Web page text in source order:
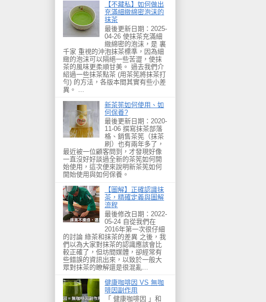
【不藏私】如何做出
充滿細緻綿密泡沫的
抹茶
最後更新日期：2025-
04-26 使抹茶充滿細
緻綿密的泡沫，是 裏
千家 重視的沖泡抹茶標準，因為細
緻的泡沫可以隔絕一些苦澀，使抹
茶的風味更柔順甘美。 過去我們介
紹過一些抹茶點茶 (用茶筅將抹茶打
勻) 的方法，各版本間其實有些小差
異。 ...
新茶筅如何使用、如
何保養?
最後更新日期：2020-
11-06 撰寫抹茶部落
格、銷售茶筅（抹茶
刷）也有兩年多了，
最近被一位顧客問到，才發現好像
一直沒好好談過全新的茶筅如何開
始使用，這次便來說明新茶筅如何
開始使用與如何保養。
【圖解】正確認識抹
茶，精確定義與圖解
流程
最後修改日期：2022-
05-24 自從我們在
2016年第一次很仔細
的討論 綠茶和抹茶的差異 之後，我
們以為大家對抹茶的認識應該會比
較正確了，但坊間媒體，卻經常有
些錯誤的資訊出來，以致於一般大
眾對抹茶的瞭解還是很混亂...
健康咖啡因 VS 無咖
啡因副作用
「 健康咖啡因 」和